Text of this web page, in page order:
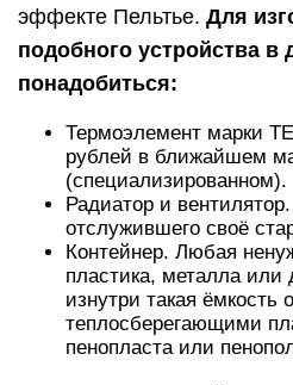
эффекте Пельтье. Для
подобного устройства
понадобиться:
Термоэлемент марки
рублей в ближайшем
(специализированном).
Радиатор и
отслужившего своё
Контейнер. Любая
пластика, металла
изнутри такая ёмкость
теплосберегающими
пенопласта или